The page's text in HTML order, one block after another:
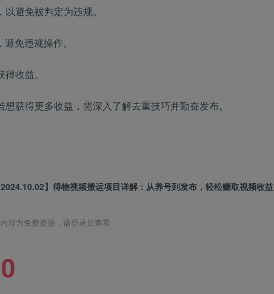
避免被判定为违规。
免违规操作。
收益。
获得更多收益，需深入了解去重技巧并勤奋发布。
2024.10.02】得物视频搬运项目详解：从养号到发布，轻松赚取视频收益
容为免费资源，请登录后查看
0